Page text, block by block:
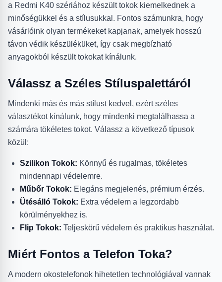
a Redmi K40 szériához készült tokok kiemelkednek a
minőségükkel és a stílusukkal. Fontos számunkra, hogy
vásárlóink olyan termékeket kapjanak, amelyek hosszú
távon védik készüléküket, így csak megbízható
anyagokból készült tokokat kínálunk.
Válassz a Széles Stíluspalettáról
Mindenki más és más stílust kedvel, ezért széles
választékot kínálunk, hogy mindenki megtalálhassa a
számára tökéletes tokot. Válassz a következő típusok
közül:
Szilikon Tokok: Könnyű és rugalmas, tökéletes
mindennapi védelemre.
Műbőr Tokok: Elegáns megjelenés, prémium érzés.
Ütésálló Tokok: Extra védelem a legzordabb
körülményekhez is.
Flip Tokok: Teljeskörű védelem és praktikus használat.
Miért Fontos a Telefon Toka?
A modern okostelefonok hihetetlen technológiával vannak